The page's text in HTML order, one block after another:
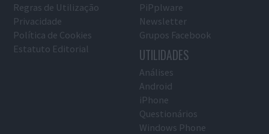
Regras de Utilização
Privacidade
Política de Cookies
Estatuto Editorial
PiPplware
Newsletter
Grupos Facebook
UTILIDADES
Análises
Android
iPhone
Questionários
Windows Phone